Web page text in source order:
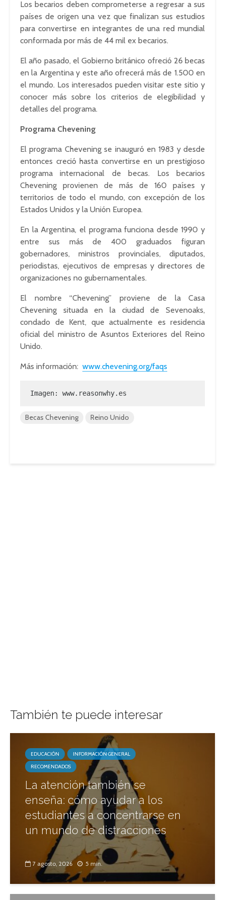
Los becarios deben comprometerse a regresar a sus
países de origen una vez que finalizan sus estudios
para convertirse en integrantes de una red mundial
conformada por más de 44 mil ex becarios.
El año pasado, el Gobierno británico ofreció 26 becas
en la Argentina y este año ofrecerá más de 1.500 en
el mundo. Los interesados pueden visitar este sitio y
conocer más sobre los criterios de elegibilidad y
detalles del programa.
Programa Chevening
El programa Chevening se inauguró en 1983 y desde
entonces creció hasta convertirse en un prestigioso
programa internacional de becas. Los becarios
Chevening provienen de más de 160 países y
territorios de todo el mundo, con excepción de los
Estados Unidos y la Unión Europea.
En la Argentina, el programa funciona desde 1990 y
entre sus más de 400 graduados figuran
gobernadores, ministros provinciales, diputados,
periodistas, ejecutivos de empresas y directores de
organizaciones no gubernamentales.
El nombre “Chevening” proviene de la Casa
Chevening situada en la ciudad de Sevenoaks,
condado de Kent, que actualmente es residencia
oficial del ministro de Asuntos Exteriores del Reino
Unido.
Más información: www.chevening.org/faqs
Imagen: www.reasonwhy.es
Becas Chevening Reino Unido
También te puede interesar
EDUCACIÓN
INFORMACIÓN GENERAL
RECOMENDADOS
La atención también se
enseña: cómo ayudar a los
estudiantes a concentrarse en
un mundo de distracciones
7 agosto, 2026 5 min.